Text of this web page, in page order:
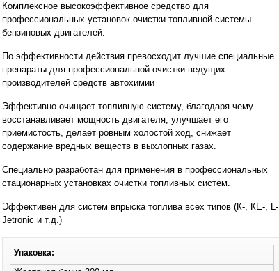
Комплексное высокоэффективное средство для
профессиональных установок очистки топливной системы
бензиновых двигателей.
По эффективности действия превосходит лучшие специальные
препараты для профессиональной очистки ведущих
производителей средств автохимии
Эффективно очищает топливную систему, благодаря чему
восстанавливает мощность двигателя, улучшает его
приемистость, делает ровным холостой ход, снижает
содержание вредных веществ в выхлопных газах.
Специально разработан для применения в профессиональных
стационарных установках очистки топливных систем.
Эффективен для систем впрыска топлива всех типов (К-, КЕ-, L-
Jetronic и т.д.)
Упаковка: